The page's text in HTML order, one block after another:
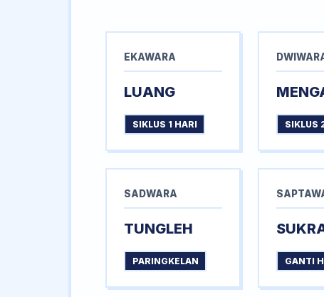
EKAWARA
LUANG
SIKLUS 1 HARI SIKLUS
SADWARA
TUNGLEH
PARINGKELAN GANTI